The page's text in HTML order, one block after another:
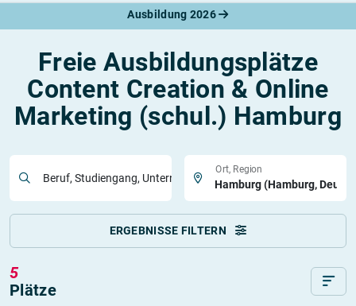
Ausbildung 2026
Freie Ausbildungsplätze
Content Creation & Online
Marketing (schul.) Hamburg
Beruf, Studiengang, Unternehmen
Ort, Region
ERGEBNISSE FILTERN
5
Plätze